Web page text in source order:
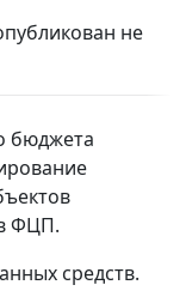
не
бюджета
ФЦП.
средств.